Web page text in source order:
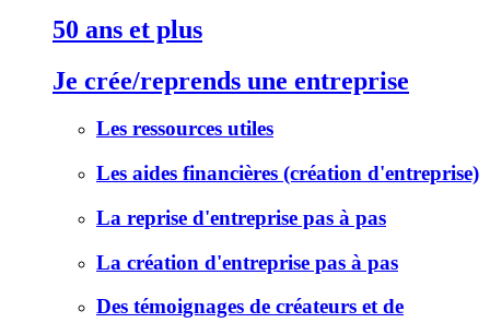
50 ans et plus
Je crée/reprends une entreprise
Les ressources utiles
Les aides financières (création d'entreprise)
La reprise d'entreprise pas à pas
La création d'entreprise pas à pas
Des témoignages de créateurs et de